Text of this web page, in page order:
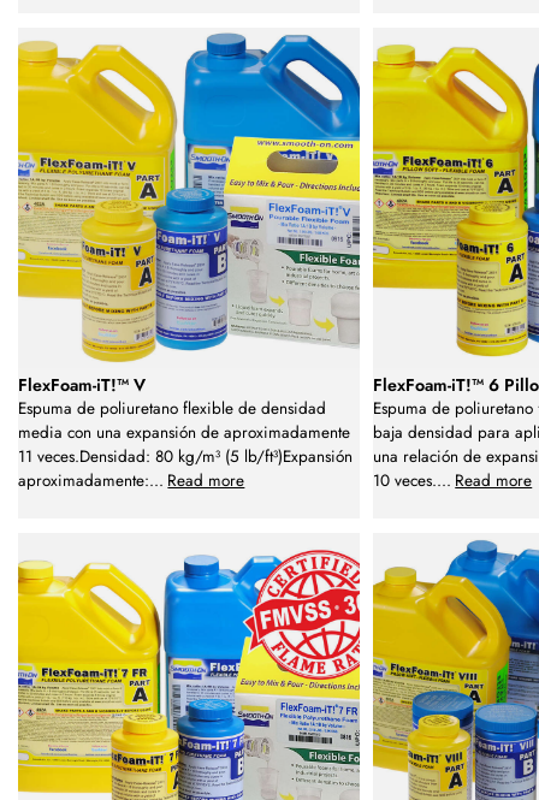
FlexFoam-iT!™ V
Espuma de poliuretano flexible de densidad
media con una expansión de aproximadamente
11 veces.Densidad: 80 kg/m³ (5 lb/ft³)Expansión
aproximadamente:... Read more
FlexFoam-iT!™ 6
Espuma de
baja densidad para
una relación de
10 veces.... Read more